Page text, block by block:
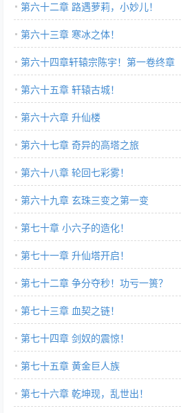
第六十二章 路遇萝莉，小妙儿！
第六十三章 寒冰之体！
第六十四章轩辕宗陈宇！第一卷终章
第六十五章 轩辕古城！
第六十六章 升仙楼
第六十七章 奇异的高塔之旅
第六十八章 轮回七彩雾！
第六十九章 玄珠三变之第一变
第七十章 小六子的造化！
第七十一章 升仙塔开启！
第七十二章 争分夺秒！功亏一篑？
第七十三章 血契之链！
第七十四章 剑奴的震惊！
第七十五章 黄金巨人族
第七十六章 乾坤现，乱世出！